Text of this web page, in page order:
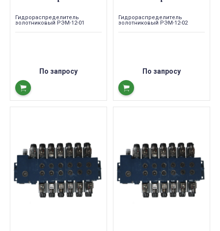
Гидрораспределитель
золотниковый РЭМ-12-01
По запросу
Гидрораспределитель
золотниковый РЭМ-12-02
По запросу